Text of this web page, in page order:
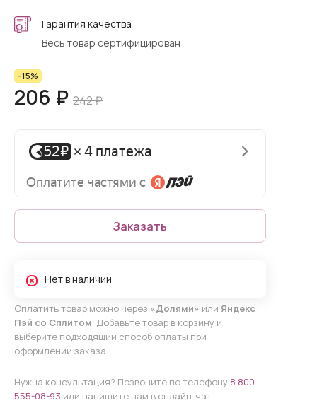
Гарантия качества
Весь товар сертифицирован
-15%
206 ₽ 242 ₽
Заказать
Нет в наличии
Оплатить товар можно через «Долями» или Яндекс
Пэй со Сплитом. Добавьте товар в корзину и
выберите подходящий способ оплаты при
оформлении заказа.
Нужна консультация? Позвоните по телефону 8 800
555-08-93 или напишите нам в онлайн-чат.